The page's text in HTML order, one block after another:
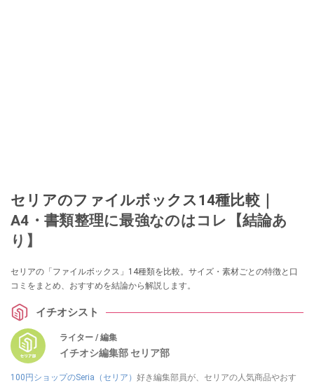
セリアのファイルボックス14種比較｜
A4・書類整理に最強なのはコレ【結論あ
り】
セリアの「ファイルボックス」14種類を比較。サイズ・素材ごとの特徴と口
コミをまとめ、おすすめを結論から解説します。
イチオシスト
ライター / 編集
イチオシ編集部 セリア部
100円ショップのSeria（セリア） 好き編集部員が、セリアの人気商品やおす